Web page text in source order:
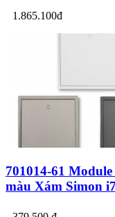
1.865.100đ
701014-61
màu Xám Simon i7